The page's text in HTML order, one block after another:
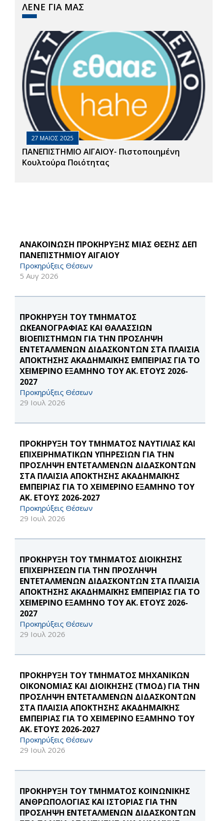
ΛΕΝΕ ΓΙΑ ΜΑΣ
27 ΜΑΙΟΣ 2025
ΠΑΝΕΠΙΣΤΗΜΙΟ ΑΙΓΑΙΟΥ- Πιστοποιημένη
Κουλτούρα Ποιότητας
ΑΝΑΚΟΙΝΩΣΗ ΠΡΟΚΗΡΥΞΗΣ ΜΙΑΣ ΘΕΣΗΣ ΔΕΠ
ΠΑΝΕΠΙΣΤΗΜΙΟΥ ΑΙΓΑΙΟΥ
Προκηρύξεις Θέσεων
5 Αυγ 2026
ΠΡΟΚΗΡΥΞΗ ΤΟΥ ΤΜΗΜΑΤΟΣ
ΩΚΕΑΝΟΓΡΑΦΙΑΣ ΚΑΙ ΘΑΛΑΣΣΙΩΝ
ΒΙΟΕΠΙΣΤΗΜΩΝ ΓΙΑ ΤΗΝ ΠΡΟΣΛΗΨΗ
ΕΝΤΕΤΑΛΜΕΝΩΝ ΔΙΔΑΣΚΟΝΤΩΝ ΣΤΑ ΠΛΑΙΣΙΑ
ΑΠΟΚΤΗΣΗΣ ΑΚΑΔΗΜΑΪΚΗΣ ΕΜΠΕΙΡΙΑΣ ΓΙΑ ΤΟ
ΧΕΙΜΕΡΙΝΟ ΕΞΑΜΗΝΟ ΤΟΥ ΑΚ. ΕΤΟΥΣ 2026-
2027
Προκηρύξεις Θέσεων
29 Ιουλ 2026
ΠΡΟΚΗΡΥΞΗ ΤΟΥ ΤΜΗΜΑΤΟΣ ΝΑΥΤΙΛΙΑΣ ΚΑΙ
ΕΠΙΧΕΙΡΗΜΑΤΙΚΩΝ ΥΠΗΡΕΣΙΩΝ ΓΙΑ ΤΗΝ
ΠΡΟΣΛΗΨΗ ΕΝΤΕΤΑΛΜΕΝΩΝ ΔΙΔΑΣΚΟΝΤΩΝ
ΣΤΑ ΠΛΑΙΣΙΑ ΑΠΟΚΤΗΣΗΣ ΑΚΑΔΗΜΑΪΚΗΣ
ΕΜΠΕΙΡΙΑΣ ΓΙΑ ΤΟ ΧΕΙΜΕΡΙΝΟ ΕΞΑΜΗΝΟ ΤΟΥ
ΑΚ. ΕΤΟΥΣ 2026-2027
Προκηρύξεις Θέσεων
29 Ιουλ 2026
ΠΡΟΚΗΡΥΞΗ ΤΟΥ ΤΜΗΜΑΤΟΣ ΔΙΟΙΚΗΣΗΣ
ΕΠΙΧΕΙΡΗΣΕΩΝ ΓΙΑ ΤΗΝ ΠΡΟΣΛΗΨΗ
ΕΝΤΕΤΑΛΜΕΝΩΝ ΔΙΔΑΣΚΟΝΤΩΝ ΣΤΑ ΠΛΑΙΣΙΑ
ΑΠΟΚΤΗΣΗΣ ΑΚΑΔΗΜΑΪΚΗΣ ΕΜΠΕΙΡΙΑΣ ΓΙΑ ΤΟ
ΧΕΙΜΕΡΙΝΟ ΕΞΑΜΗΝΟ ΤΟΥ ΑΚ. ΕΤΟΥΣ 2026-
2027
Προκηρύξεις Θέσεων
29 Ιουλ 2026
ΠΡΟΚΗΡΥΞΗ ΤΟΥ ΤΜΗΜΑΤΟΣ ΜΗΧΑΝΙΚΩΝ
ΟΙΚΟΝΟΜΙΑΣ ΚΑΙ ΔΙΟΙΚΗΣΗΣ (ΤΜΟΔ) ΓΙΑ ΤΗΝ
ΠΡΟΣΛΗΨΗ ΕΝΤΕΤΑΛΜΕΝΩΝ ΔΙΔΑΣΚΟΝΤΩΝ
ΣΤΑ ΠΛΑΙΣΙΑ ΑΠΟΚΤΗΣΗΣ ΑΚΑΔΗΜΑΪΚΗΣ
ΕΜΠΕΙΡΙΑΣ ΓΙΑ ΤΟ ΧΕΙΜΕΡΙΝΟ ΕΞΑΜΗΝΟ ΤΟΥ
ΑΚ. ΕΤΟΥΣ 2026-2027
Προκηρύξεις Θέσεων
29 Ιουλ 2026
ΠΡΟΚΗΡΥΞΗ ΤΟΥ ΤΜΗΜΑΤΟΣ ΚΟΙΝΩΝΙΚΗΣ
ΑΝΘΡΩΠΟΛΟΓΙΑΣ ΚΑΙ ΙΣΤΟΡΙΑΣ ΓΙΑ ΤΗΝ
ΠΡΟΣΛΗΨΗ ΕΝΤΕΤΑΛΜΕΝΩΝ ΔΙΔΑΣΚΟΝΤΩΝ